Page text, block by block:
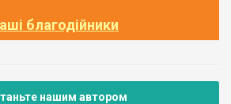
благодійники
нашим автором